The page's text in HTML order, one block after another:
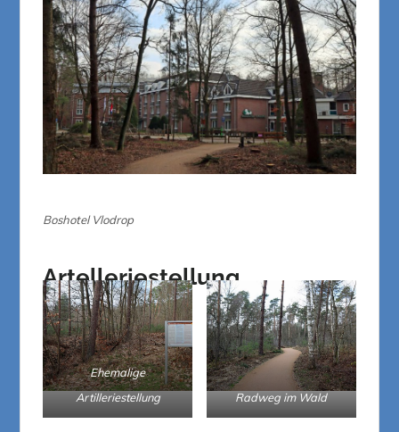
Boshotel Vlodrop
Artelleriestellung
Ehemalige
Artilleriestellung
Radweg im Wald